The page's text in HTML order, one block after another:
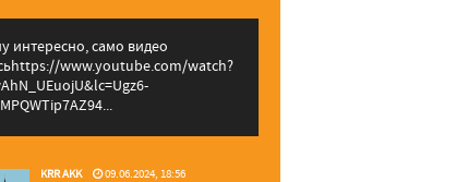
интересно, само видео
www.youtube.com/watch?
KRR AKK 09.06.2024, 18:56